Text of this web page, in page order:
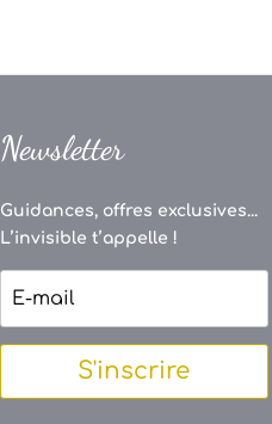
Newsletter
Guidances, offres exclusives...
L’invisible t’appelle !
S'inscrire